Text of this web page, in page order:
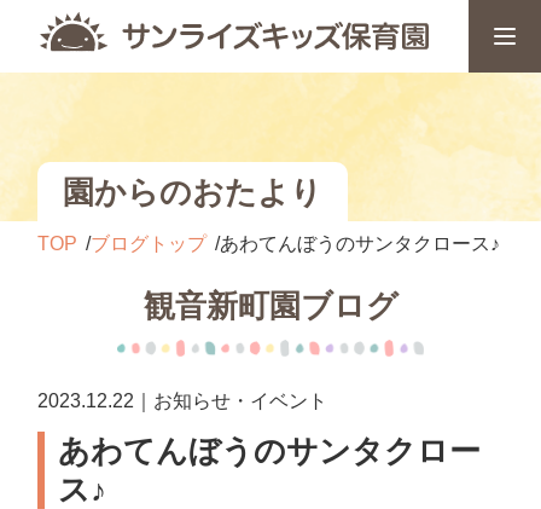
園からのおたより
TOP ブログトップ あわてんぼうのサンタクロース♪
観音新町園ブログ
2023.12.22｜お知らせ・イベント
あわてんぼうのサンタクロー
ス♪